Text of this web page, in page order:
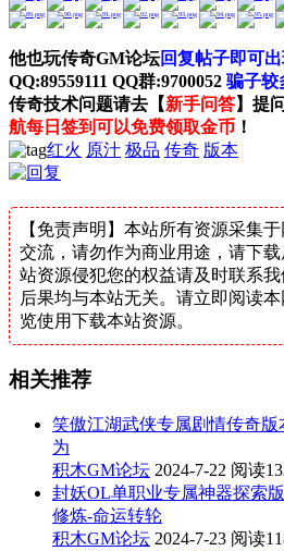
他也玩传奇GM论坛回复帖子即可
QQ:89559111 QQ群:9700052 骗子较
传奇技术问题请去【新手问答】提
航每日签到可以免费领取金币 ！
红火 原汁 极品 传奇 版本
【免责声明】本站所有资源采集
交流，请勿作为商业用途，请下
站资源侵犯您的权益请及时联系
后果均与本站无关。请立即阅读
览使用下载本站资源。
相关推荐
笑傲江湖武侠专属剧情传奇
为
积木GM论坛 2024-7-22 阅读
封妖OL单职业专属神器探索
修炼-命运转轮
积木GM论坛 2024-7-23 阅读